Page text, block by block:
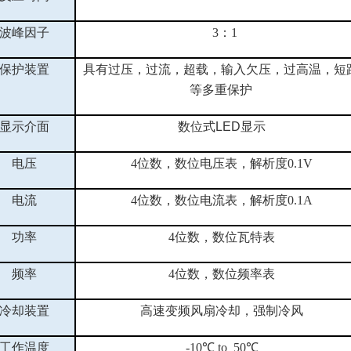
峰因子 3：1
护装置
具有过压，过流，超载，输入欠压，过高温，短
等多重保护
示介面 数位式LED显示
电压 4位数，数位电压表，解析度0.1V
电流 4位数，数位电流表，解析度0.1A
功率 4位数，数位瓦特表
频率 4位数，数位频率表
却装置 高速变频风扇冷却，强制冷风
作温度 -10℃ to 50℃